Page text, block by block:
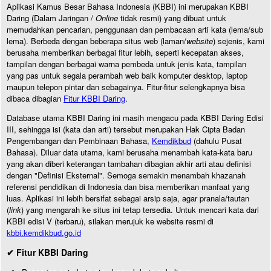
Aplikasi Kamus Besar Bahasa Indonesia (KBBI) ini merupakan KBBI
Daring (Dalam Jaringan / Online tidak resmi) yang dibuat untuk
memudahkan pencarian, penggunaan dan pembacaan arti kata (lema/sub
lema). Berbeda dengan beberapa situs web (laman/website) sejenis, kami
berusaha memberikan berbagai fitur lebih, seperti kecepatan akses,
tampilan dengan berbagai warna pembeda untuk jenis kata, tampilan
yang pas untuk segala perambah web baik komputer desktop, laptop
maupun telepon pintar dan sebagainya. Fitur-fitur selengkapnya bisa
dibaca dibagian Fitur KBBI Daring.
Database utama KBBI Daring ini masih mengacu pada KBBI Daring Edisi
III, sehingga isi (kata dan arti) tersebut merupakan Hak Cipta Badan
Pengembangan dan Pembinaan Bahasa, Kemdikbud (dahulu Pusat
Bahasa). Diluar data utama, kami berusaha menambah kata-kata baru
yang akan diberi keterangan tambahan dibagian akhir arti atau definisi
dengan "Definisi Eksternal". Semoga semakin menambah khazanah
referensi pendidikan di Indonesia dan bisa memberikan manfaat yang
luas. Aplikasi ini lebih bersifat sebagai arsip saja, agar pranala/tautan
(link) yang mengarah ke situs ini tetap tersedia. Untuk mencari kata dari
KBBI edisi V (terbaru), silakan merujuk ke website resmi di
kbbi.kemdikbud.go.id
✔ Fitur KBBI Daring